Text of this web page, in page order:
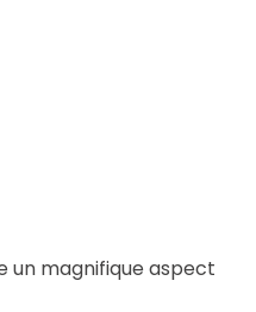
un magnifique aspect